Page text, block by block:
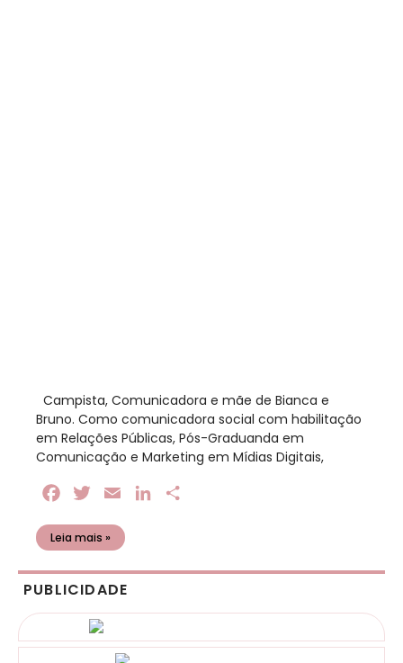
​ Campista, Comunicadora e mãe de Bianca e
Bruno. Como comunicadora social com habilitação
em Relações Públicas, Pós-Graduanda em
Comunicação e Marketing em Mídias Digitais,
FacebookTwitterEmail LinkedIn
Leia mais »
PUBLICIDADE